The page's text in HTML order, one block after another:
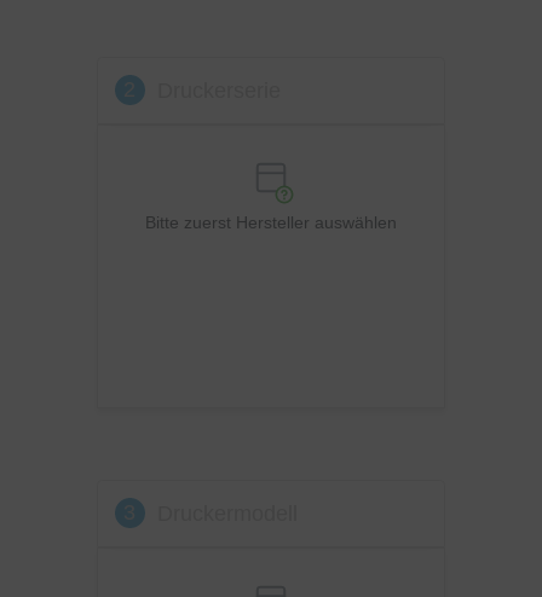
OKI
Bitte zuerst Hersteller auswählen